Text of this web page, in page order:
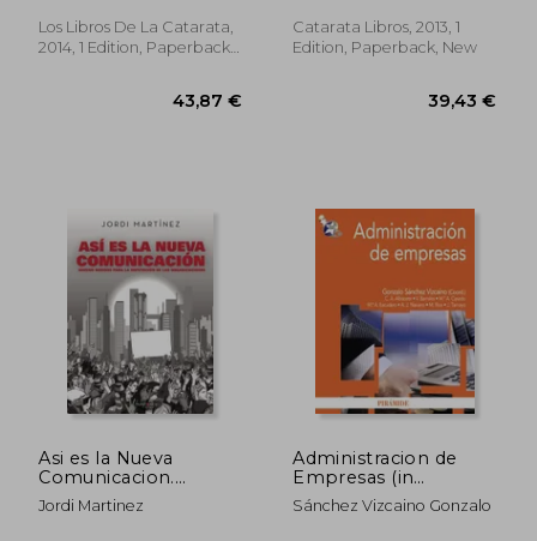
Los Libros De La Catarata,
2014, 1 Edition, Paperback,
Catarata Libros, 2013, 1
Edition, Paperback, New
Asi es la Nueva
Comunicacion.
Nuevos Riesgos Para
la Reputacion d e las
Jordi Martinez
Administracion de
Empresas (in
Spanish)
Sánchez Vizcaino Gonzalo